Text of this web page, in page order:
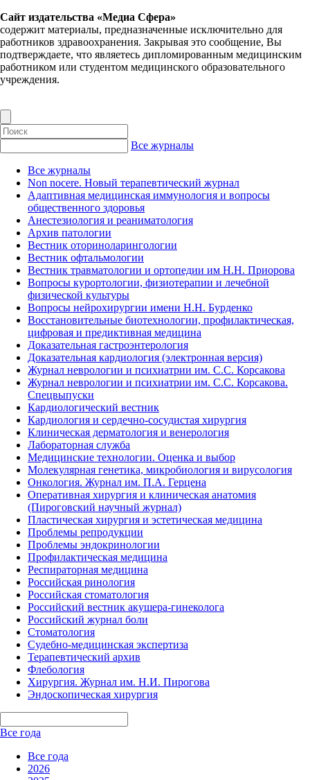
Сайт издательства «Медиа Сфера»
содержит материалы, предназначенные исключительно для
работников здравоохранения. Закрывая это сообщение, Вы
подтверждаете, что являетесь дипломированным медицинским
работником или студентом медицинского образовательного
учреждения.
Все журналы
Все журналы
Non nocere. Новый терапевтический журнал
Адаптивная медицинская иммунология и вопросы
общественного здоровья
Анестезиология и реаниматология
Архив патологии
Вестник оториноларингологии
Вестник офтальмологии
Вестник травматологии и ортопедии им Н.Н. Приорова
Вопросы курортологии, физиотерапии и лечебной
физической культуры
Вопросы нейрохирургии имени Н.Н. Бурденко
Восстановительные биотехнологии, профилактическая,
цифровая и предиктивная медицина
Доказательная гастроэнтерология
Доказательная кардиология (электронная версия)
Журнал неврологии и психиатрии им. С.С. Корсакова
Журнал неврологии и психиатрии им. С.С. Корсакова.
Спецвыпуски
Кардиологический вестник
Кардиология и сердечно-сосудистая хирургия
Клиническая дерматология и венерология
Лабораторная служба
Медицинские технологии. Оценка и выбор
Молекулярная генетика, микробиология и вирусология
Онкология. Журнал им. П.А. Герцена
Оперативная хирургия и клиническая анатомия
(Пироговский научный журнал)
Пластическая хирургия и эстетическая медицина
Проблемы репродукции
Проблемы эндокринологии
Профилактическая медицина
Респираторная медицина
Российская ринология
Российская стоматология
Российский вестник акушера-гинеколога
Российский журнал боли
Стоматология
Судебно-медицинская экспертиза
Терапевтический архив
Флебология
Хирургия. Журнал им. Н.И. Пирогова
Эндоскопическая хирургия
Все года
Все года
2026